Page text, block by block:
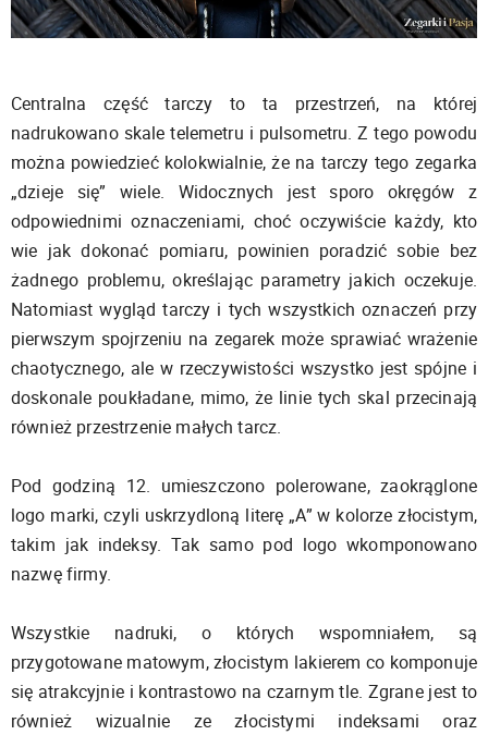
Centralna część tarczy to ta przestrzeń, na której
nadrukowano skale telemetru i pulsometru. Z tego powodu
można powiedzieć kolokwialnie, że na tarczy tego zegarka
„dzieje się” wiele. Widocznych jest sporo okręgów z
odpowiednimi oznaczeniami, choć oczywiście każdy, kto
wie jak dokonać pomiaru, powinien poradzić sobie bez
żadnego problemu, określając parametry jakich oczekuje.
Natomiast wygląd tarczy i tych wszystkich oznaczeń przy
pierwszym spojrzeniu na zegarek może sprawiać wrażenie
chaotycznego, ale w rzeczywistości wszystko jest spójne i
doskonale poukładane, mimo, że linie tych skal przecinają
również przestrzenie małych tarcz.
Pod godziną 12. umieszczono polerowane, zaokrąglone
logo marki, czyli uskrzydloną literę „A” w kolorze złocistym,
takim jak indeksy. Tak samo pod logo wkomponowano
nazwę firmy.
Wszystkie nadruki, o których wspomniałem, są
przygotowane matowym, złocistym lakierem co komponuje
się atrakcyjnie i kontrastowo na czarnym tle. Zgrane jest to
również wizualnie ze złocistymi indeksami oraz